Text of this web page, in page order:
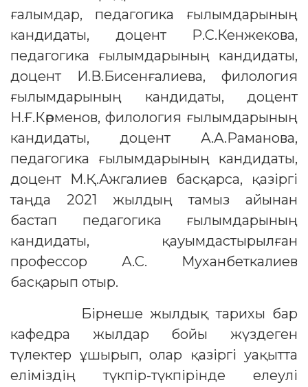
ғалымдар, педагогика ғылымдарының
кандидаты, доцент Р.С.Кенжекова,
педагогика ғылымдарының кандидаты,
доцент И.В.Бисенғалиева, филология
ғылымдарының кандидаты, доцент
Н.Ғ.Кәрменов, филология ғылымдарының
кандидаты, доцент А.А.Раманова,
педагогика ғылымдарының кандидаты,
доцент М.Қ.Ажгалиев басқарса, қазіргі
таңда 2021 жылдың тамыз айынан
бастап педагогика ғылымдарының
кандидаты, қауымдастырылған
профессор А.С. Муханбеткалиев
басқарып отыр.
Бірнеше жылдық тарихы бар
кафедра жылдар бойы жүздеген
түлектер ұшырып, олар қазіргі уақытта
еліміздің түкпір-түкпірінде елеулі